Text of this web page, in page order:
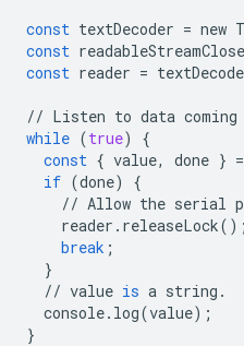
const textDecoder = new
const
const reader =
// Listen to data coming
while (true)
{
const { value, done } =
if (done)
{
// Allow the serial
reader . releaseLock();
break ;
}
// value is a string .
console. log(value);
}